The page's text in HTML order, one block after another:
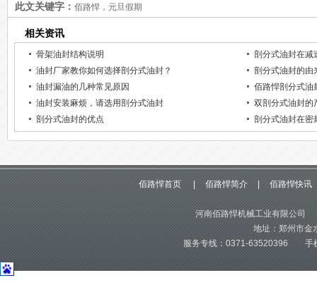
此文关键字： 佰路悍，元旦假期
相关资讯
骨架油封结构说明
剖分式油封在减
油封厂家教你如何选择剖分式油封？
剖分式油封的由
油封漏油的几种常见原因
佰路悍剖分式油
油封安装麻烦，请选用剖分式油封
双剖分式油封的
剖分式油封的优点
剖分式油封在密
佰路悍首页 佰路悍简介 佰路悍快讯
河南佰路悍机械工业有限公
地址：郑州市
服务专线：0371-63520396 手